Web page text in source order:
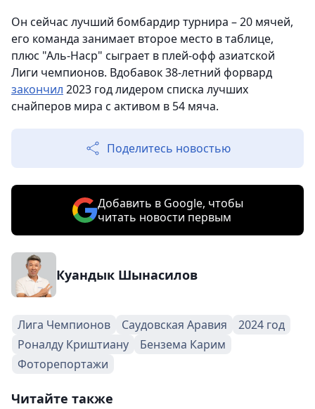
Он сейчас лучший бомбардир турнира – 20 мячей,
его команда занимает второе место в таблице,
плюс "Аль-Наср" сыграет в плей-офф азиатской
Лиги чемпионов. Вдобавок 38-летний форвард
закончил 2023 год лидером списка лучших
снайперов мира с активом в 54 мяча.
Поделитесь новостью
Добавить в Google, чтобы
читать новости первым
Куандык Шынасилов
Лига Чемпионов Саудовская Аравия
2024 год
Роналду Криштиану
Бензема Карим
Фоторепортажи
Читайте также